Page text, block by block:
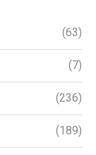
(63)
(7)
(236)
(189)